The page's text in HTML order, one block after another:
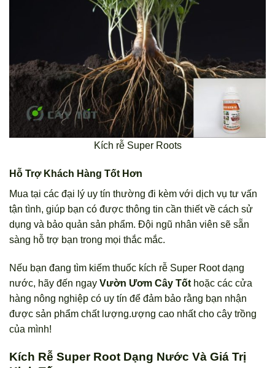
Kích rễ Super Roots
Hỗ Trợ Khách Hàng Tốt Hơn
Mua tại các đại lý uy tín thường đi kèm với dịch vụ tư vấn
tận tình, giúp bạn có được thông tin cần thiết về cách sử
dụng và bảo quản sản phẩm. Đội ngũ nhân viên sẽ sẵn
sàng hỗ trợ bạn trong mọi thắc mắc.
Nếu bạn đang tìm kiếm thuốc kích rễ Super Root dạng
nước, hãy đến ngay Vườn Ươm Cây Tốt hoặc các cửa
hàng nông nghiệp có uy tín để đảm bảo rằng bạn nhận
được sản phẩm chất lượng.ượng cao nhất cho cây trồng
của mình!
Kích Rễ Super Root Dạng Nước Và Giá Trị